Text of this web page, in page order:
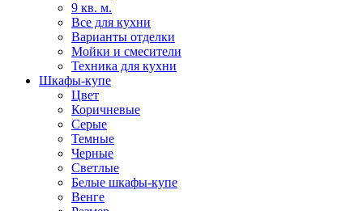
9 кв. м.
Все для кухни
Варианты отделки
Мойки и смесители
Техника для кухни
Шкафы-купе
Цвет
Коричневые
Серые
Темные
Черные
Светлые
Белые шкафы-купе
Венге